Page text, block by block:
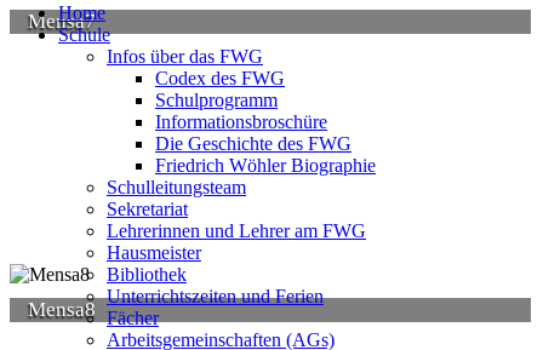
Mensa7
Mensa8
Home
Schule
Infos über das FWG
Codex des FWG
Schulprogramm
Informationsbroschüre
Die Geschichte des FWG
Friedrich Wöhler Biographie
Schulleitungsteam
Sekretariat
Lehrerinnen und Lehrer am FWG
Hausmeister
Bibliothek
Unterrichtszeiten und Ferien
Fächer
Arbeitsgemeinschaften (AGs)